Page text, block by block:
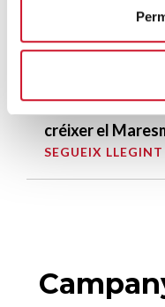
La campana que
El voluntariat,
créixer el
SEGUEIX LLEGINT